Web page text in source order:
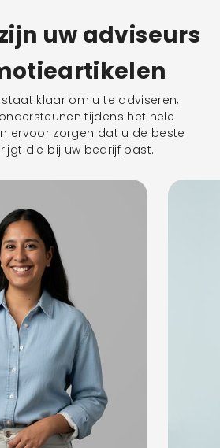
uw adviseurs
klaar om u te adviseren,
tijdens het hele
ervoor zorgen dat u de beste
die bij uw bedrijf past.